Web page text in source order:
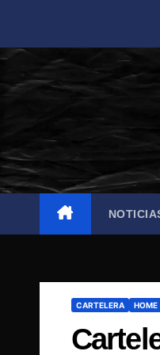
contenido
CARTELERA HOME